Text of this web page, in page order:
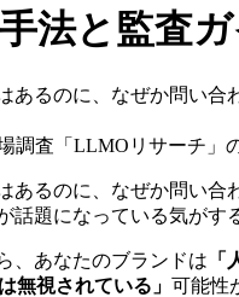
法と監査
あるのに、なぜか問い合
調査「LLMOリサーチ」
あるのに、なぜか問い合
話題になっている気がす
、あなたのブランドは 「
無視されている」 可能性